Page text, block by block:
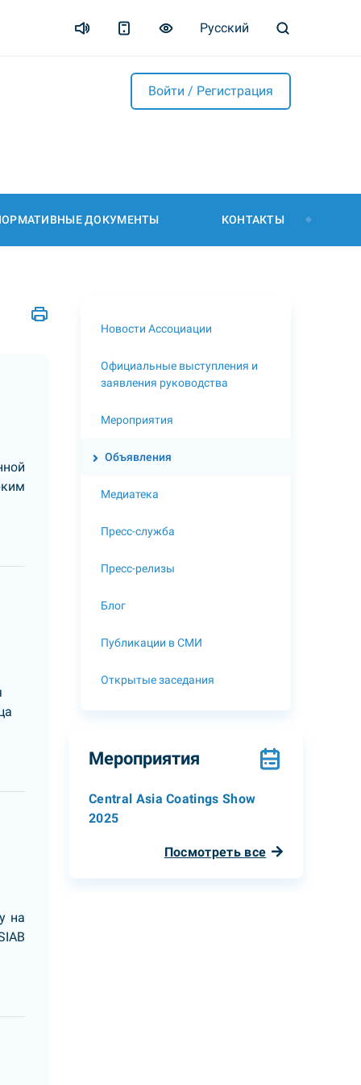
Русский
Войти / Регистрация
ДОКУМЕНТЫ КОНТАКТЫ
на
Новости Ассоциации
Официальные выступления и
заявления руководства
Мероприятия
Объявления
Медиатека
Пресс-служба
Пресс-релизы
Блог
Публикации в СМИ
Открытые заседания
Мероприятия
Central Asia Coatings Show
2025
Посмотреть все